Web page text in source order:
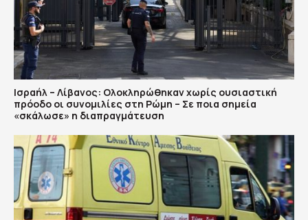
Ισραήλ – Λίβανος: Ολοκληρώθηκαν χωρίς ουσιαστική
πρόοδο οι συνομιλίες στη Ρώμη – Σε ποια σημεία
«σκάλωσε» η διαπραγμάτευση